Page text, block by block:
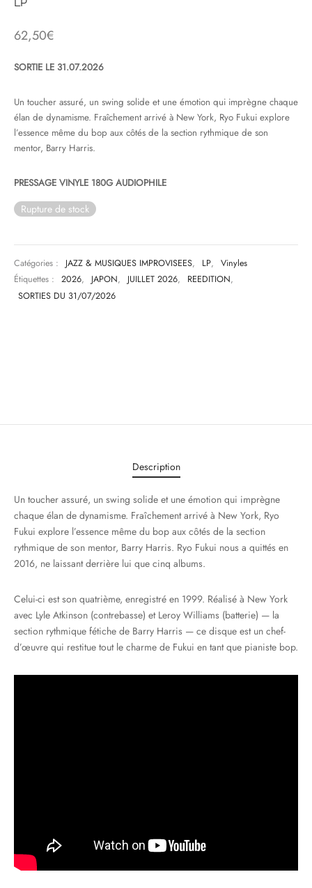
62,50€
SORTIE LE 31.07.2026
Un toucher assuré, un swing solide et une émotion qui imprègne chaque
élan de dynamisme. Fraîchement arrivé à New York, Ryo Fukui explore
l’essence même du bop aux côtés de la section rythmique de son
mentor, Barry Harris.
PRESSAGE VINYLE 180G AUDIOPHILE
Rupture de stock
Catégories : JAZZ & MUSIQUES IMPROVISEES, LP,
Vinyles
Étiquettes :
2026, JAPON, JUILLET 2026, REEDITION,
SORTIES DU 31/07/2026
Description
Un toucher assuré, un swing solide et une émotion qui imprègne
chaque élan de dynamisme. Fraîchement arrivé à New York, Ryo
Fukui explore l’essence même du bop aux côtés de la section
rythmique de son mentor, Barry Harris. Ryo Fukui nous a quittés en
2016, ne laissant derrière lui que cinq albums.
Celui-ci est son quatrième, enregistré en 1999. Réalisé à New York
avec Lyle Atkinson (contrebasse) et Leroy Williams (batterie) — la
section rythmique fétiche de Barry Harris — ce disque est un chef-
d’œuvre qui restitue tout le charme de Fukui en tant que pianiste bop.
HIP-HOP
DU MONDE
CLASSIQUE
DAY 2025